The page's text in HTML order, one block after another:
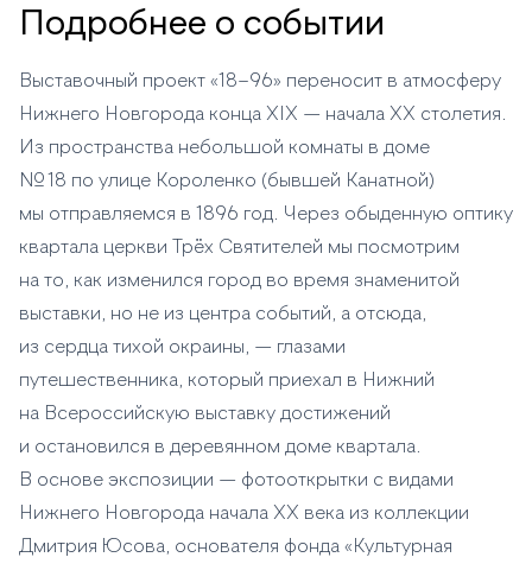
Подробнее о событии
Выставочный проект «18–96» переносит в атмосферу
Нижнего Новгорода конца XIX — начала XX столетия.
Из пространства небольшой комнаты в доме
№ 18 по улице Короленко (бывшей Канатной)
мы отправляемся в 1896 год. Через обыденную оптику
квартала церкви Трёх Святителей мы посмотрим
на то, как изменился город во время знаменитой
выставки, но не из центра событий, а отсюда,
из сердца тихой окраины, — глазами
путешественника, который приехал в Нижний
на Всероссийскую выставку достижений
и остановился в деревянном доме квартала.
В основе экспозиции — фотооткрытки с видами
Нижнего Новгорода начала XX века из коллекции
Дмитрия Юсова, основателя фонда «Культурная